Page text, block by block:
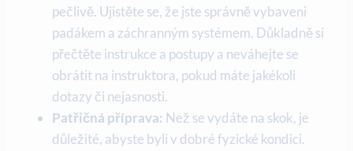
pečlivě. Ujistěte se, že jste správně vybaveni
padákem a záchranným systémem. Důkladně si
přečtěte instrukce a postupy a neváhejte se
obrátit na instruktora, pokud máte jakékoli
dotazy či nejasnosti.
Patřičná příprava: Než se vydáte na skok, je
důležité, abyste byli v dobré fyzické kondici.